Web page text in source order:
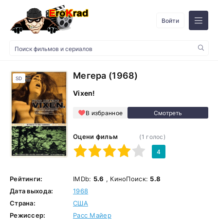
Войти
Мегера (1968)
Vixen!
В избранное
SD
Оцени фильм
1
2 3 5
(1 голос)
4
Рейтинги: IMDb: 5.6 , КиноПоиск: 5.8
Дата выхода:
1968
Страна:
США
Режиссер:
Расс Майер